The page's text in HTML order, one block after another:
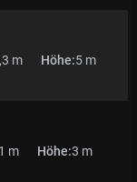
m Höhe:5 m
m Höhe:3 m